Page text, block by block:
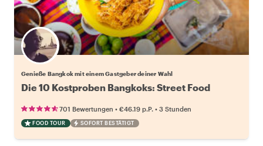
Wähle deinen Lieblingsgastgeber
Genieße Bangkok mit einem Gastgeber deiner Wahl
Die 10 Kostproben Bangkoks: Street Food
701 Bewertungen • €46.19 p.P. • 3 Stunden
FOOD TOUR SOFORT BESTÄTIGT